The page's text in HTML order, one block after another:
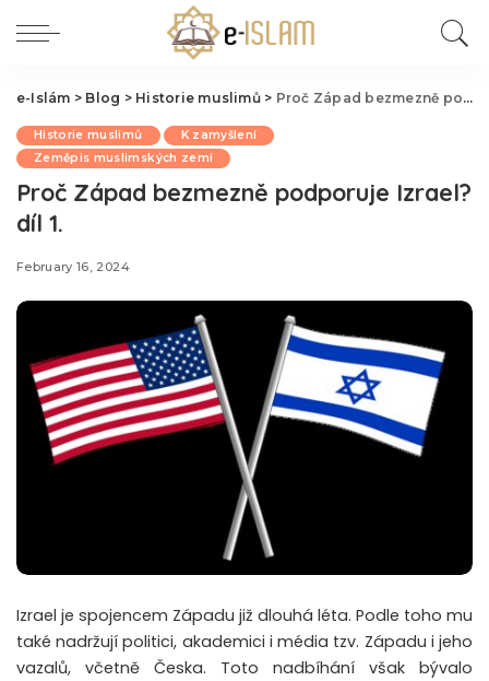
e-Islám > Blog > Historie muslimů> Proč Západ bezmezně podporuje Izrael? díl 1.
Historie muslimů
K zamyšlení
Zeměpis muslimských zemí
Proč Západ bezmezně podporuje Izrael?
díl 1.
February 16, 2024
Izrael je spojencem Západu již dlouhá léta. Podle toho mu
také nadržují politici, akademici i média tzv. Západu i jeho
vazalů, včetně Česka. Toto nadbíhání však bývalo